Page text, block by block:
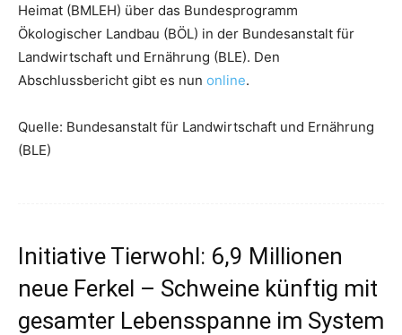
Heimat (BMLEH) über das Bundesprogramm
Ökologischer Landbau (BÖL) in der Bundesanstalt für
Landwirtschaft und Ernährung (BLE). Den
Abschlussbericht gibt es nun online.
Quelle: Bundesanstalt für Landwirtschaft und Ernährung
(BLE)
Initiative Tierwohl: 6,9 Millionen
neue Ferkel – Schweine künftig mit
gesamter Lebensspanne im System